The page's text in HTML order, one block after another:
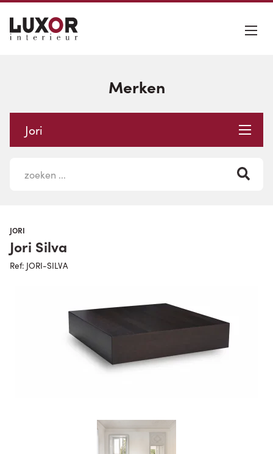
Merken
Jori
JORI
Jori Silva
Ref: JORI-SILVA